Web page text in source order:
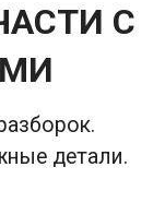
С
детали.